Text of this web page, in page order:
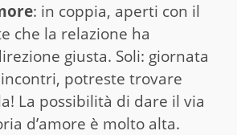
: in coppia, aperti con il
che la relazione ha
giusta. Soli: giornata
potreste trovare
La possibilità di dare il via
d’amore è molto alta.